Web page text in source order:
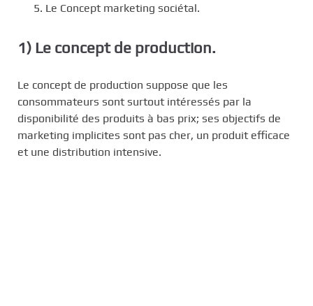
Le Concept marketing sociétal.
1) Le concept de production.
Le concept de production suppose que les
consommateurs sont surtout intéressés par la
disponibilité des produits à bas prix; ses objectifs de
marketing implicites sont pas cher, un produit efficace
et une distribution intensive.